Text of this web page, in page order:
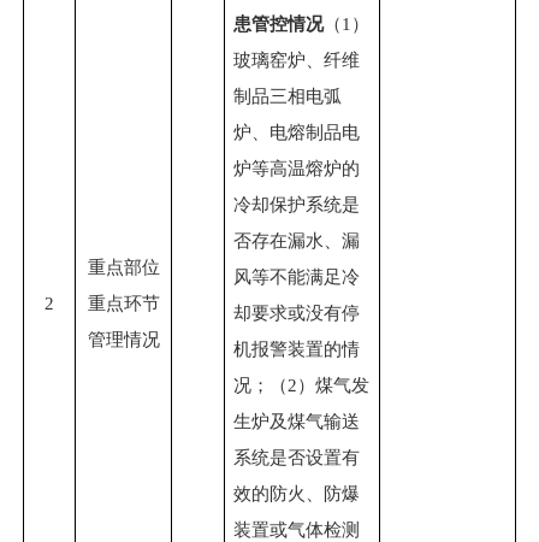
2
重点部位
重点环节
管理情况
患管控情况（1）
玻璃窑炉、纤维
制品三相电弧
炉、电熔制品电
炉等高温熔炉的
冷却保护系统是
否存在漏水、漏
风等不能满足冷
却要求或没有停
机报警装置的情
况；（2）煤气发
生炉及煤气输送
系统是否设置有
效的防火、防爆
装置或气体检测